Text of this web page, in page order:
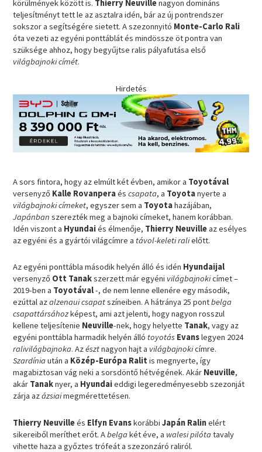
körülmények között is. Thierry Neuvillenagyon domináns
teljesítményt tett le az asztalra idén, bár az új pontrendszer
sokszor a segítségére sietett. A szezonnyitó Monte-Carlo Rali
óta vezeti az egyéni ponttáblát és mindössze öt pontra van
szüksége ahhoz, hogy begyűjtse ralis pályafutása első
világbajnoki címét.
Hirdetés
A sors fintora, hogy az elmúlt két évben, amikor a Toyotával
versenyző Kalle Rovanperaéscsapata, a Toyotanyerte a
világbajnoki címeket, egyszer sem a Toyotahazájában,
Japánban szerezték meg a bajnoki címeket, hanem korábban.
Idén viszont a Hyundaiés élmenője, Thierry Neuvilleaz esélyes
az egyéni és a gyártói világcímre a távol-keleti ralielőtt.
Az egyéni ponttábla második helyén álló és idén Hyundaijal
versenyző Ott Tanakszerzett már egyéni világbajnokicímet –
2019-ben a Toyotával-, de nem lenne ellenére egy második,
ezúttal azalzenaui csapatszíneiben. A hátránya 25 pontbelga
csapattársáhozképest, ami azt jelenti, hogy nagyon rosszul
kellene teljesítenie Neuville-nek, hogy helyette Tanak, vagy az
egyéni ponttábla harmadik helyén álló toyotás Evanslegyen 2024
ralivilágbajnoka. Azésztnagyon hajt a világbajnokicímre.
Szardíniaután a Közép-Európa Ralit is megnyerte, így
magabiztosan vág neki a sorsdöntő hétvégének. Akár Neuville,
akár Tanaknyer, a Hyundaieddigi legeredményesebb szezonját
zárja azázsiaimegmérettetésen.
Thierry Neuvilleés Elfyn EvanskorábbiJapán Ralinelért
sikereiből meríthet erőt. Abelgakét éve, a walesi pilótatavaly
vihette haza a győztes trófeát a szezonzáró raliról.